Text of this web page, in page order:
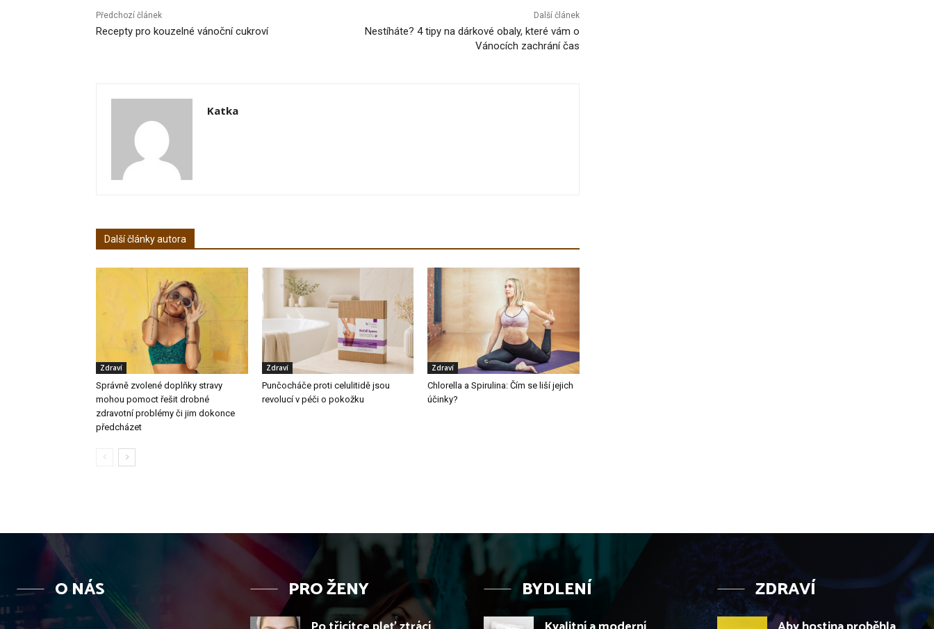
Předchozí článek
Recepty pro kouzelné vánoční cukroví
Další článek
­Nestíháte? 4 tipy na dárkové obaly, které vám o
Vánocích zachrání čas
Katka
Další články autora
Zdraví
Správně zvolené doplňky stravy
mohou pomoct řešit drobné
zdravotní problémy či jim dokonce
předcházet
Zdraví
Punčocháče proti celulitidě jsou
revolucí v péči o pokožku
Zdraví
Chlorella a Spirulina: Čím se liší jejich
účinky?
O NÁS PRO ŽENY BYDLENÍ ZDRAVÍ